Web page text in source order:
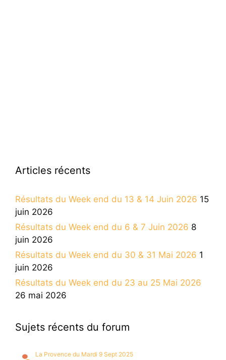
Articles récents
Résultats du Week end du 13 & 14 Juin 2026 15
juin 2026
Résultats du Week end du 6 & 7 Juin 2026 8
juin 2026
Résultats du Week end du 30 & 31 Mai 2026 1
juin 2026
Résultats du Week end du 23 au 25 Mai 2026
26 mai 2026
Sujets récents du forum
La Provence du Mardi 9 Sept 2025